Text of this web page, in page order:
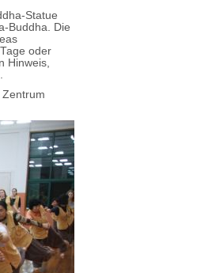
Statue
Buddha. Die
oder
Hinweis,